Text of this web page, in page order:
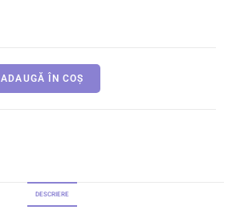
ADAUGĂ ÎN COȘ
DESCRIERE